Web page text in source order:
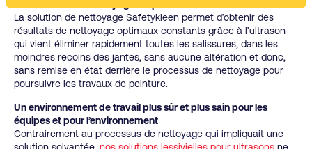
La solution de nettoyage Safetykleen permet d’obtenir des
résultats de nettoyage optimaux constants grâce à l’ultrason
qui vient éliminer rapidement toutes les salissures, dans les
moindres recoins des jantes, sans aucune altération et donc,
sans remise en état derrière le processus de nettoyage pour
poursuivre les travaux de peinture.
Un environnement de travail plus sûr et plus sain pour les
équipes et pour l’environnement
Contrairement au processus de nettoyage qui impliquait une
solution solvantée, nos solutions lessivielles pour ultrasons ne